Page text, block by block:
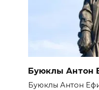
Буюклы Антон
Буюклы Антон